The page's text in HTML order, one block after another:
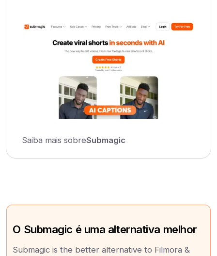
Saiba mais sobreSubmagic
O Submagic é uma alternativa melhor
Submagic is the better alternative to Filmora &